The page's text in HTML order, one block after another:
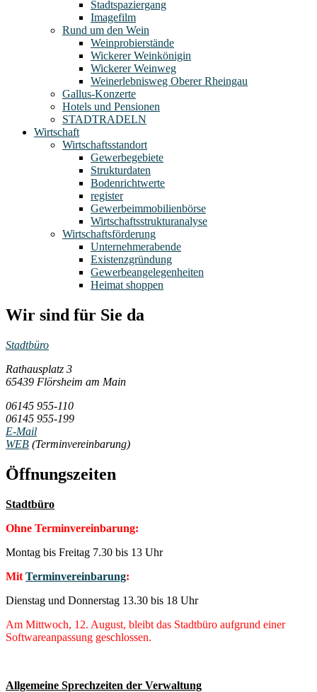
Stadtspaziergang
Imagefilm
Rund um den Wein
Weinprobierstände
Wickerer Weinkönigin
Wickerer Weinweg
Weinerlebnisweg Oberer Rheingau
Gallus-Konzerte
Hotels und Pensionen
STADTRADELN
Wirtschaft
Wirtschaftsstandort
Gewerbegebiete
Strukturdaten
Bodenrichtwerte
register
Gewerbeimmobilienbörse
Wirtschaftsstrukturanalyse
Wirtschaftsförderung
Unternehmerabende
Existenzgründung
Gewerbeangelegenheiten
Heimat shoppen
Wir sind für Sie da
Stadtbüro
Rathausplatz 3
65439 Flörsheim am Main
06145 955-110
06145 955-199
E-Mail
WEB (Terminvereinbarung)
Öffnungszeiten
Stadtbüro
Ohne Terminvereinbarung:
Montag bis Freitag 7.30 bis 13 Uhr
Mit Terminvereinbarung:
Dienstag und Donnerstag 13.30 bis 18 Uhr
Am Mittwoch, 12. August, bleibt das Stadtbüro aufgrund einer
Softwareanpassung geschlossen.
Allgemeine Sprechzeiten der Verwaltung